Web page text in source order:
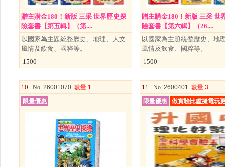
贈主購金180！新版 三采 世界歷史探
險套書【第五輯】（第....
以國家為主題統整歷史、地理、人文
風情及飲食、國粹等。
1500
贈主購金180！新版 三采 世
險套書【第六輯】（26....
以國家為主題統整歷史、地
風情及飲食、國粹等。
1500
10 . No: 26001070 數量:1
限量優惠
11 . No: 2600401 數量:3
限量優惠
做實驗比虛擬電玩